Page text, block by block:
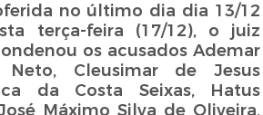
no último dia dia 13/12
terça-feira (17/12), o juiz
os acusados Ademar
Neto, Cleusimar de Jesus
da Costa Seixas, Hatus
Máximo Silva de Oliveira,